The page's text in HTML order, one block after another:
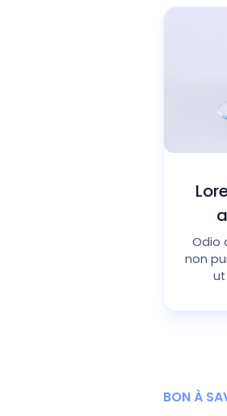
Odio
non
ut
BON À